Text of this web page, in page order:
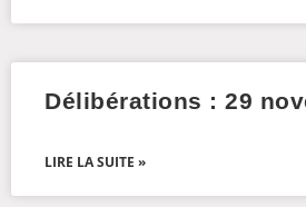
Délibérations : 29
LIRE LA SUITE »